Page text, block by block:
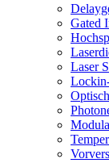
Gated
Laser